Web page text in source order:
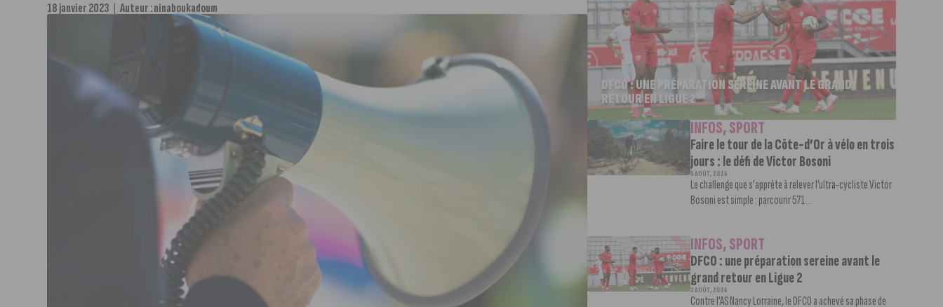
18 janvier 2023 Auteur :ninaboukadoum
DFCO : UNE PRÉPARATION SEREINE AVANT LE GRAND
RETOUR EN LIGUE 2
INFOS,SPORT
Faire le tour de la Côte-d’Or à vélo en trois
jours : le défi de Victor Bosoni
5 AOÛT, 2026
Le challenge que s’apprête à relever l’ultra-cycliste Victor
Bosoni est simple : parcourir 571...
INFOS,SPORT
DFCO : une préparation sereine avant le
grand retour en Ligue 2
3 AOÛT, 2026
Contre l’AS Nancy Lorraine, le DFCO a achevé sa phase de